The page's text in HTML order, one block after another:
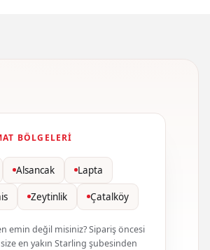
BÖLGELERI
Alsancak Lapta
Zeytinlik Çatalköy
emin değil misiniz? Sipariş öncesi
size en yakın Starling şubesinden